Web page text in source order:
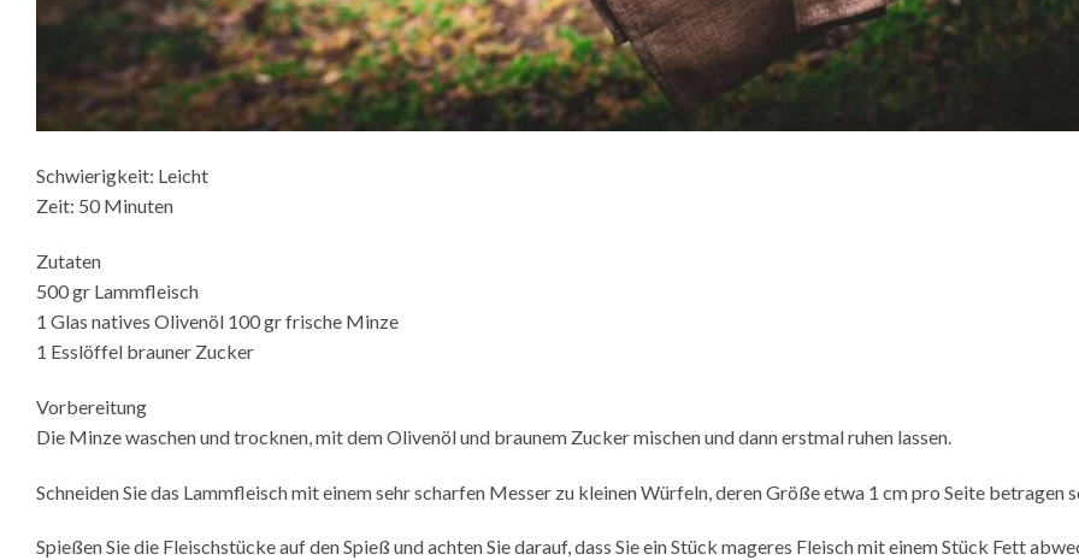
Schwierigkeit: Leicht
Zeit: 50 Minuten
Zutaten
500 gr Lammfleisch
1 Glas natives Olivenöl 100 gr frische Minze
1 Esslöffel brauner Zucker
Vorbereitung
Die Minze waschen und trocknen, mit dem Olivenöl und braunem Zucker mischen und dann erstmal ruhen lassen.
Schneiden Sie das Lammfleisch mit einem sehr scharfen Messer zu kleinen Würfeln, deren Größe etwa 1 cm pro Seite betragen
Spießen Sie die Fleischstücke auf den Spieß und achten Sie darauf, dass Sie ein Stück mageres Fleisch mit einem Stück Fett